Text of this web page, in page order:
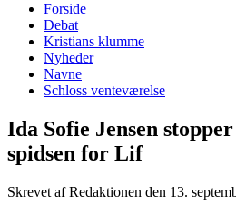
Forside
Debat
Kristians klumme
Nyheder
Navne
Schloss venteværelse
Ida Sofie Jensen
spidsen for Lif
Skrevet af Redaktionen den 13.